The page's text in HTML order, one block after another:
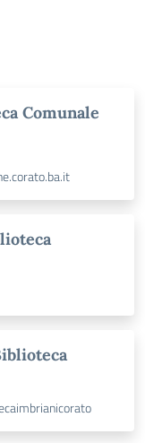
Comunale